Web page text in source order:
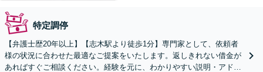
特定調停
【弁護士歴20年以上】【志木駅より徒歩1分】専門家として、依頼者
様の状況に合わせた最適なご提案をいたします。返しきれない借金が
あればすぐご相談ください。経験を元に、わかりやすい説明・アドバ